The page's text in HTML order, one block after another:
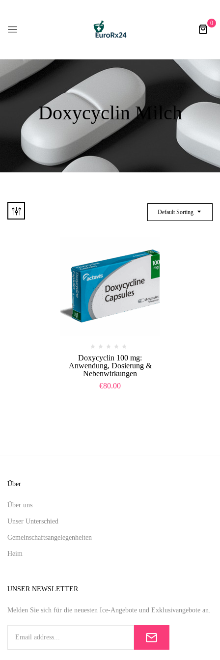
0
Doxycyclin Milch
Default Sorting
Doxycyclin 100 mg:
Anwendung, Dosierung &
Nebenwirkungen
€80.00
Über
Über uns
Unser Unterschied
Gemeinschaftsangelegenheiten
Heim
UNSER NEWSLETTER
Melden Sie sich für die neuesten Ice-Angebote und Exklusivangebote an.